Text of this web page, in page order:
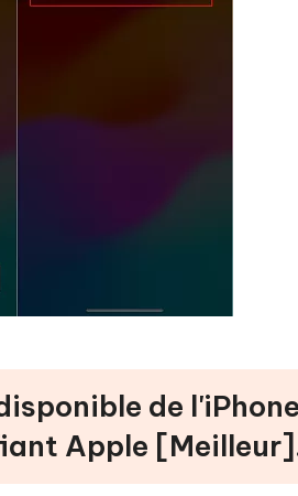
de
Apple